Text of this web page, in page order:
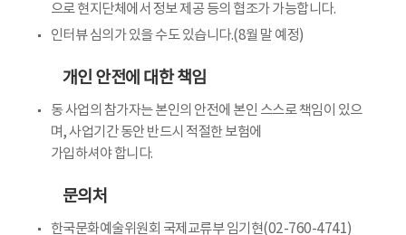
으로 현지단체에서 정보 제공 등의 협조가 가능합니다.
인터뷰 심의가 있을 수도 있습니다.(8월 말 예정)
개인 안전에 대한 책임
동 사업의 참가자는 본인의 안전에 본인 스스로 책임이 있으
며, 사업기간 동안 반드시 적절한 보험에
가입하셔야 합니다.
문의처
한국문화예술위원회 국제교류부 임기현(02-760-4741)